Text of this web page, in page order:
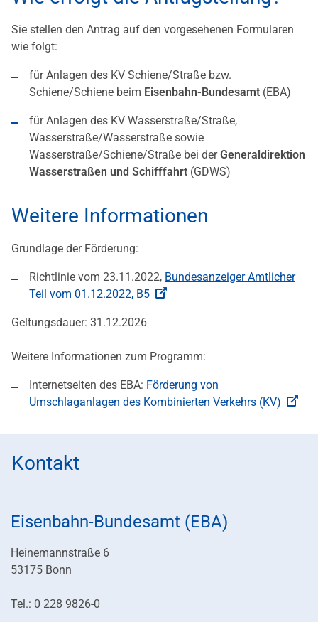
Sie stellen den Antrag auf den vorgesehenen Formularen
wie folgt:
für Anlagen des KV Schiene/Straße bzw.
Schiene/Schiene beim Eisenbahn-Bundesamt (EBA)
für Anlagen des KV Wasserstraße/Straße,
Wasserstraße/Wasserstraße sowie
Wasserstraße/Schiene/Straße bei derGeneraldirektion
Wasserstraßen und Schifffahrt (GDWS)
Weitere Informationen
Grundlage der Förderung:
Richtlinie vom 23.11.2022, Bundesanzeiger Amtlicher
Teil vom 01.12.2022, B5
Geltungsdauer: 31.12.2026
Weitere Informationen zum Programm:
Internetseiten des EBA: Förderung von
Umschlaganlagen des Kombinierten Verkehrs (KV)
Kontakt
Eisenbahn-Bundesamt (EBA)
Heinemannstraße 6
53175 Bonn
Tel.: 0 228 9826-0